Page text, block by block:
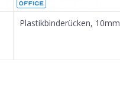
Plastikbinderücken, 10mm